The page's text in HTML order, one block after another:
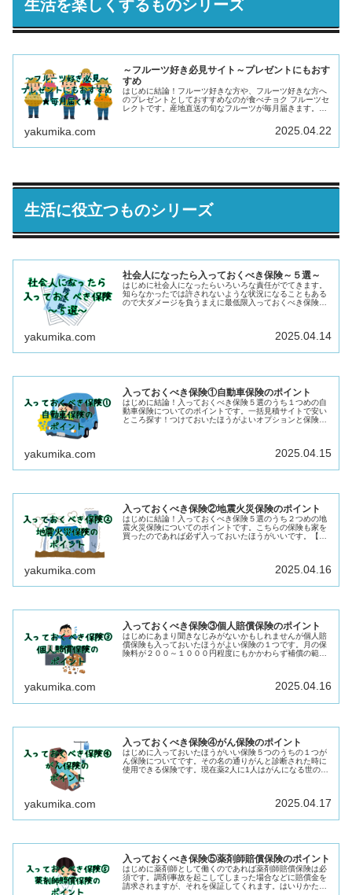
生活を楽しくするものシリーズ
～フルーツ好き必見サイト～プレゼントにもおす
すめ
はじめに結論！フルーツ好きな方や、フルーツ好きな方へ
のプレゼントとしておすすめなのが食べチョク フルーツセ
レクトです。産地直送の旬なフルーツが毎月届きます。両
yakumika.com 2025.04.22
生活に役立つものシリーズ
社会人になったら入っておくべき保険～５選～
はじめに社会人になったらいろいろな責任がでてきます。
知らなかったでは許されないような状況になることもある
ので大ダメージを負うまえに最低限入っておくべき保険に
yakumika.com 2025.04.14
入っておくべき保険①自動車保険のポイント
はじめに結論！入っておくべき保険５選のうち１つめの自
動車保険についてのポイントです。一括見積サイトで安い
ところ探す！つけておいたほうがよいオプションと保険料
yakumika.com 2025.04.15
入っておくべき保険②地震火災保険のポイント
はじめに結論！入っておくべき保険５選のうち２つめの地
震火災保険についてのポイントです。こちらの保険も家を
買ったのであれば必ず入っておいたほうがいいです。【結
yakumika.com 2025.04.16
入っておくべき保険③個人賠償保険のポイント
はじめにあまり聞きなじみがないかもしれませんが個人賠
償保険も入っておいたほうがよい保険の１つです。月の保
険料が２００～１０００円程度にもかかわらず補償の範囲
yakumika.com 2025.04.16
入っておくべき保険④がん保険のポイント
はじめに入っておいたほうがいい保険５つのうちの１つが
ん保険についてです。その名の通りがんと診断された時に
使用できる保険です。現在薬2人に1人はがんになる世の中
yakumika.com 2025.04.17
入っておくべき保険⑤薬剤師賠償保険のポイント
はじめに薬剤師として働くのであれば薬剤師賠償保険は必
須です。調剤事故を起こしてしまった場合などに賠償金を
請求されますが、それを保証してくれます。はいりかた薬